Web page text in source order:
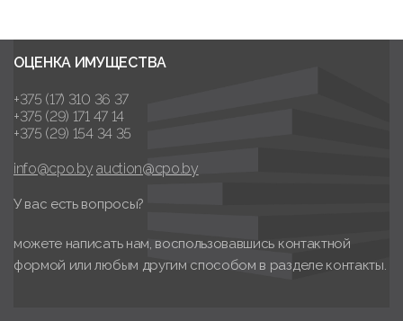
ОЦЕНКА ИМУЩЕСТВА
+375 (17) 310 36 37
+375 (29) 171 47 14
+375 (29) 154 34 35
info@cpo.by auction@cpo.by
У вас есть вопросы?
можете написать нам, воспользовавшись контактной
формой или любым другим способом в разделе контакты.